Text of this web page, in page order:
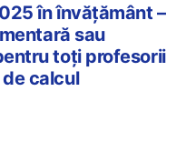
în învățământ –
sau
toți profesorii
de calcul